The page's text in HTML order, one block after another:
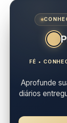
FÉ •
Aprofunde
diários